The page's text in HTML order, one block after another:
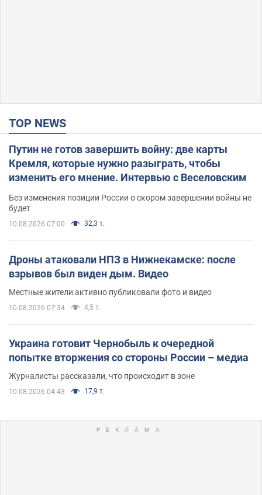
TOP NEWS
Путин не готов завершить войну: две карты
Кремля, которые нужно разыграть, чтобы
изменить его мнение. Интервью с Веселовским
Без изменения позиции России о скором завершении войны не
будет
10.08.2026 07:00 32,3 т.
Дроны атаковали НПЗ в Нижнекамске: после
взрывов был виден дым. Видео
Местные жители активно публиковали фото и видео
10.08.2026 07:34 4,5 т.
Украина готовит Чернобыль к очередной
попытке вторжения со стороны России – медиа
Журналисты рассказали, что происходит в зоне
10.08.2026 04:43 17,9 т.